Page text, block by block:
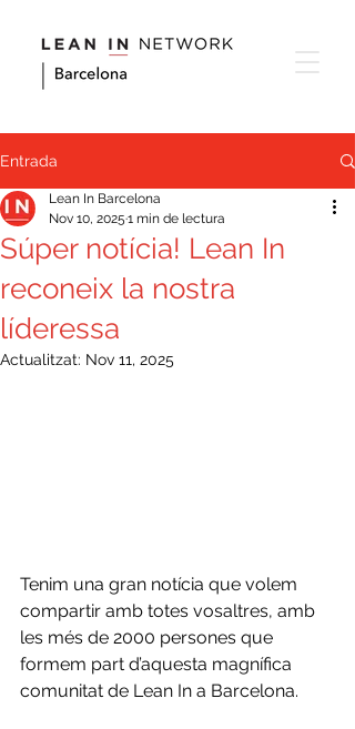
Entrada
Súper notícia! Lean In
reconeix la nostra
líderessa
Lean In Barcelona
Nov 10, 2025 1 min de lectura
Actualitzat: Nov 11, 2025
Tenim una gran notícia que volem
compartir amb totes vosaltres, amb
les més de 2000 persones que
formem part d’aquesta magnífica
comunitat de Lean In a Barcelona.